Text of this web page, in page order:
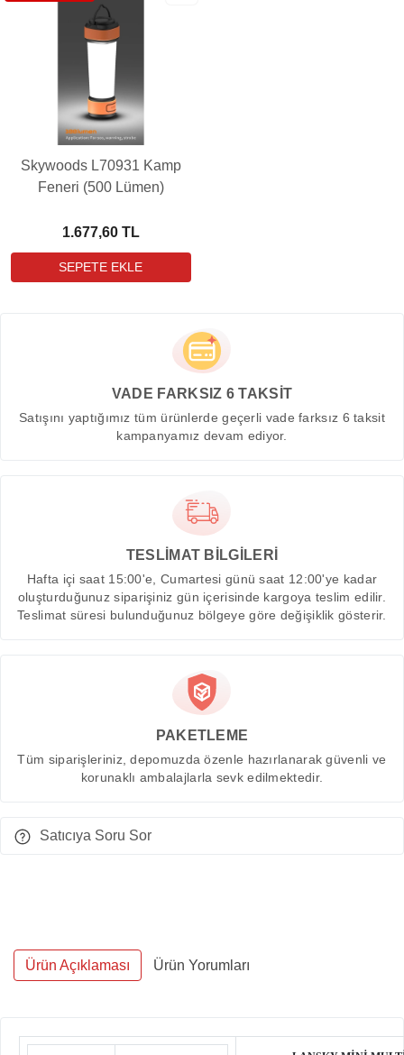
Skywoods L70931 Kamp
Feneri (500 Lümen)
1.677,60 TL
VADE FARKSIZ 6 TAKSİT
Satışını yaptığımız tüm ürünlerde geçerli vade farksız 6 taksit
kampanyamız devam ediyor.
TESLİMAT BİLGİLERİ
Hafta içi saat 15:00'e, Cumartesi günü saat 12:00'ye kadar
oluşturduğunuz siparişiniz gün içerisinde kargoya teslim edilir.
Teslimat süresi bulunduğunuz bölgeye göre değişiklik gösterir.
PAKETLEME
Tüm siparişleriniz, depomuzda özenle hazırlanarak güvenli ve
korunaklı ambalajlarla sevk edilmektedir.
Satıcıya Soru Sor
Ürün Açıklaması Ürün Yorumları